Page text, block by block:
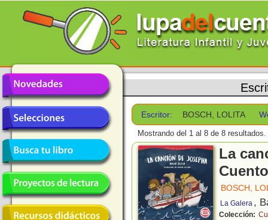
Escritor: BOSCH, LOLITA
Mostrando del 1 al 8 de 8 resultados.
La
BOSCH,
La Galera ,
Colección: